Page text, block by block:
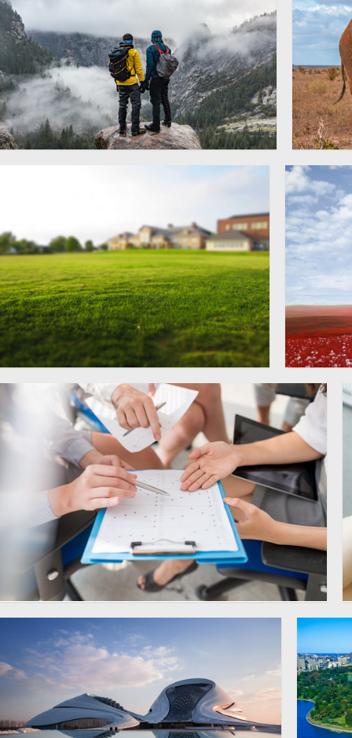
3500 × 2333 在草
高清图
在房子前面的大片草坪摄影 4000 × 3000 红色心
高清图
在核对报表数据的商务人物
高清图片
6016 × 4015